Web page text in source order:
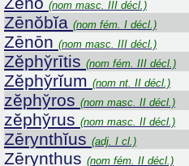
(nom masc. III décl.)
Zēnŏbĭa (nom fém. I décl.)
Zēnōn (nom masc. III décl.)
Zĕphy̆rītis (nom fém. III décl.)
Zĕphy̆rĭum (nom nt. II décl.)
zĕphy̆ros (nom masc. II décl.)
zĕphy̆rus (nom masc. II décl.)
Zērynthĭus (adj. I cl.)
Zērynthus (nom fém. II décl.)